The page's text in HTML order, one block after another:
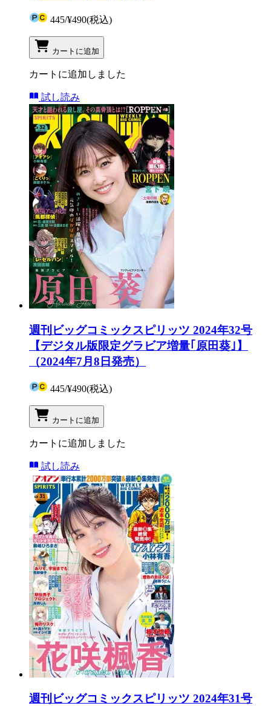
445/¥490(税込)
カートに追加
カートに追加しました
試し読み
週刊ビッグコミックスピリッツ 2024年32号
【デジタル版限定グラビア増量｢原田葵｣】
（2024年7月8日発売）
445/¥490(税込)
カートに追加
カートに追加しました
試し読み
週刊ビッグコミックスピリッツ 2024年31号